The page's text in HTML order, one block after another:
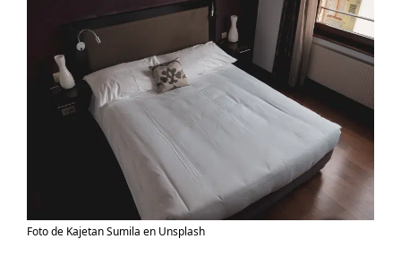
Foto de Kajetan Sumila en Unsplash